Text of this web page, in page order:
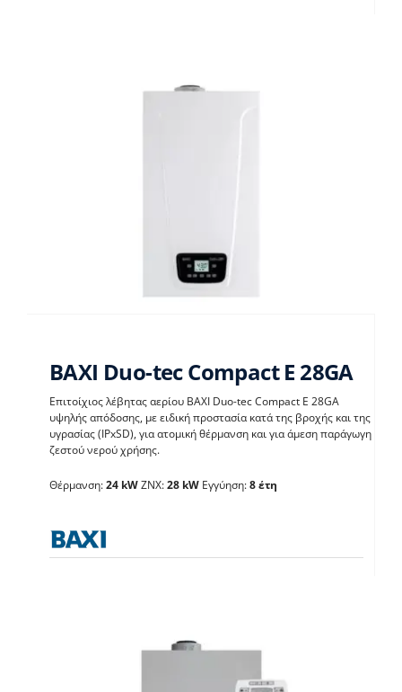
BAXI Duo-tec Compact
E 28GA
BAXI Duo-tec Compact E 28GA
Επιτοίχιος λέβητας αερίου BAXI Duo-tec Compact E 28GA
υψηλής απόδοσης, με ειδική προστασία κατά της βροχής και της
υγρασίας (IPxSD), για ατομική θέρμανση και για άμεση παράγωγη
ζεστού νερού χρήσης.
Θέρμανση:24 kWΖΝΧ:28 kWΕγγύηση:8 έτη